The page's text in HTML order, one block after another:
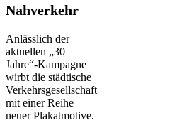
Nahverkehr
Nahverkehr
Anlässlich der
aktuellen „30
Jahre“-Kampagne
wirbt die städtische
Verkehrsgesellschaft
mit einer Reihe
neuer Plakatmotive.